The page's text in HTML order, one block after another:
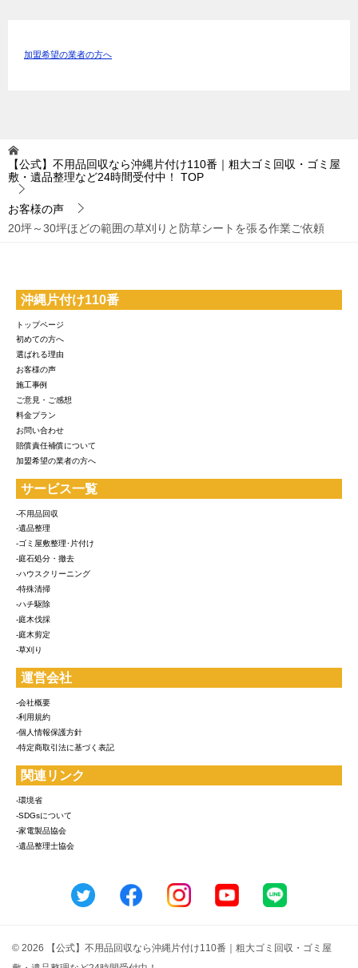
加盟希望の業者の方へ
【公式】不用品回収なら沖縄片付け110番｜粗大ゴミ回収・ゴミ屋
敷・遺品整理など24時間受付中！
TOP
お客様の声
20坪～30坪ほどの範囲の草刈りと防草シートを張る作業ご依頼
沖縄片付け110番
トップページ
初めての方へ
選ばれる理由
お客様の声
施工事例
ご意見・ご感想
料金プラン
お問い合わせ
賠償責任補償について
加盟希望の業者の方へ
サービス一覧
-不用品回収
-遺品整理
-ゴミ屋敷整理･片付け
-庭石処分・撤去
-ハウスクリーニング
-特殊清掃
-ハチ駆除
-庭木伐採
-庭木剪定
-草刈り
運営会社
-会社概要
-利用規約
-個人情報保護方針
-特定商取引法に基づく表記
関連リンク
-環境省
-SDGsについて
-家電製品協会
-遺品整理士協会
© 2026 【公式】不用品回収なら沖縄片付け110番｜粗大ゴミ回収・ゴミ屋